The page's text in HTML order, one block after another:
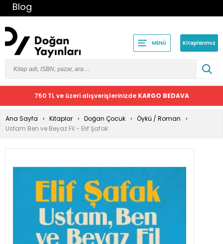
Blog
MENÜ Kitaplarımız
750 TL ve üzeri alışverişlerinizde KARGO BEDAVA
Ana Sayfa Kitaplar Doğan Çocuk
Öykü / Roman
Ustam Ben ve Beyaz Fil - Elif Şafak